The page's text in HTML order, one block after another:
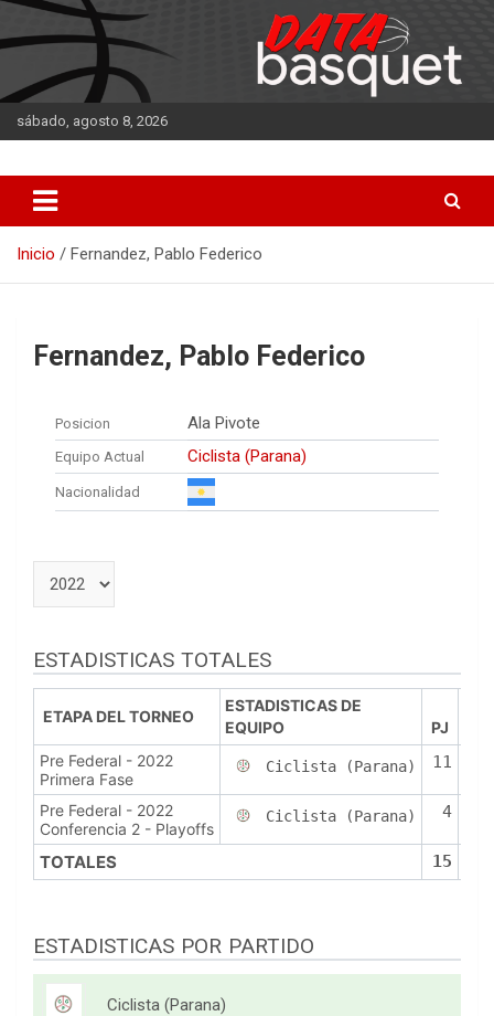
Saltar
al
contenido
sábado, agosto 8, 2026
DATA Basquet
Inicio Fernandez, Pablo Federico
Fernandez, Pablo Federico
Posicion Ala Pivote
Equipo Actual Ciclista (Parana)
Nacionalidad
ESTADISTICAS TOTALES
ETAPA DEL TORNEO
ESTADISTICAS DE
EQUIPO
PJ
Pre Federal - 2022
Primera Fase
Ciclista (Parana) 11
Pre Federal - 2022
Conferencia 2 - Playoffs
Ciclista (Parana) 4
TOTALES 15
ESTADISTICAS POR PARTIDO
Ciclista (Parana)